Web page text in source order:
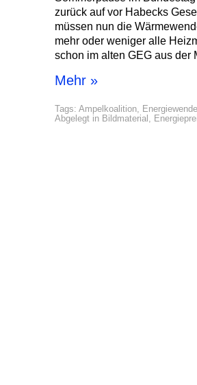
zurück auf vor Habecks
müssen nun die
mehr oder weniger alle
schon im alten GEG aus der
Mehr »
Tags: Ampelkoalition, Energiewende
Abgelegt in Bildmaterial ,